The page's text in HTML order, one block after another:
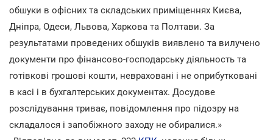
обшуки в офісних та складських приміщеннях Києва,
Дніпра, Одеси, Львова, Харкова та Полтави. За
результатами проведених обшуків виявлено та вилучено
документи про фінансово-господарську діяльность та
готівкові грошові кошти, невраховані і не оприбутковані
в касі і в бухгалтерських документах. Досудове
розслідування триває, повідомлення про підозру на
складалося і запобіжного заходу не обиралися.»